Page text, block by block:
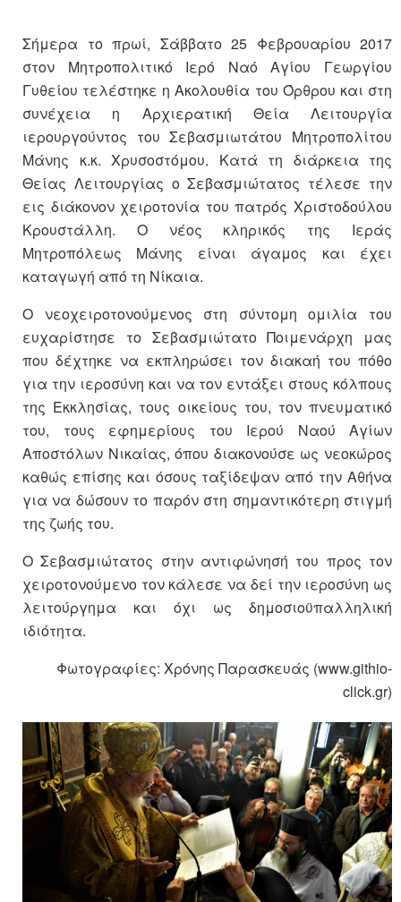
Σήμερα το πρωί, Σάββατο 25 Φεβρουαρίου 2017
στον Μητροπολιτικό Ιερό Ναό Αγίου Γεωργίου
Γυθείου τελέστηκε η Ακολουθία του Όρθρου και στη
συνέχεια η Αρχιερατική Θεία Λειτουργία
ιερουργούντος του Σεβασμιωτάτου Μητροπολίτου
Μάνης κ.κ. Χρυσοστόμου. Κατά τη διάρκεια της
Θείας Λειτουργίας ο Σεβασμιώτατος τέλεσε την
εις διάκονον χειροτονία του πατρός Χριστοδούλου
Κρουστάλλη. Ο νέος κληρικός της Ιεράς
Μητροπόλεως Μάνης είναι άγαμος και έχει
καταγωγή από τη Νίκαια.
Ο νεοχειροτονούμενος στη σύντομη ομιλία του
ευχαρίστησε το Σεβασμιώτατο Ποιμενάρχη μας
που δέχτηκε να εκπληρώσει τον διακαή του πόθο
για την ιεροσύνη και να τον εντάξει στους κόλπους
της Εκκλησίας, τους οικείους του, τον πνευματικό
του, τους εφημερίους του Ιερού Ναού Αγίων
Αποστόλων Νικαίας, όπου διακονούσε ως νεοκώρος
καθώς επίσης και όσους ταξίδεψαν από την Αθήνα
για να δώσουν το παρόν στη σημαντικότερη στιγμή
της ζωής του.
Ο Σεβασμιώτατος στην αντιφώνησή του προς τον
χειροτονούμενο τον κάλεσε να δεί την ιεροσύνη ως
λειτούργημα και όχι ως δημοσιοϋπαλληλική
ιδιότητα.
Φωτογραφίες: Χρόνης Παρασκευάς (www.githio-
click.gr)